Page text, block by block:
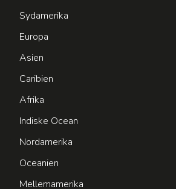
Sydamerika
Europa
Asien
Caribien
Afrika
Indiske Ocean
Nordamerika
Oceanien
Mellemamerika